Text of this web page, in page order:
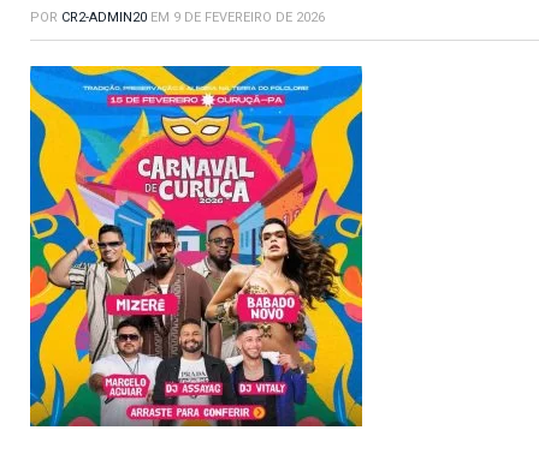
POR CR2-ADMIN20 EM 9 DE FEVEREIRO DE 2026